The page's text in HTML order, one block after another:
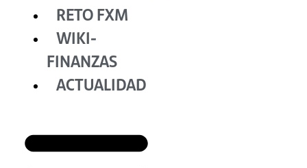
RETO FXM
WIKI-
FINANZAS
ACTUALIDAD